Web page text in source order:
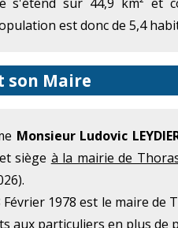
est donc de 5,4
son Maire
Monsieur Ludovic
siège à la mairie de
1978 est le maire de
aux particuliers en plus de